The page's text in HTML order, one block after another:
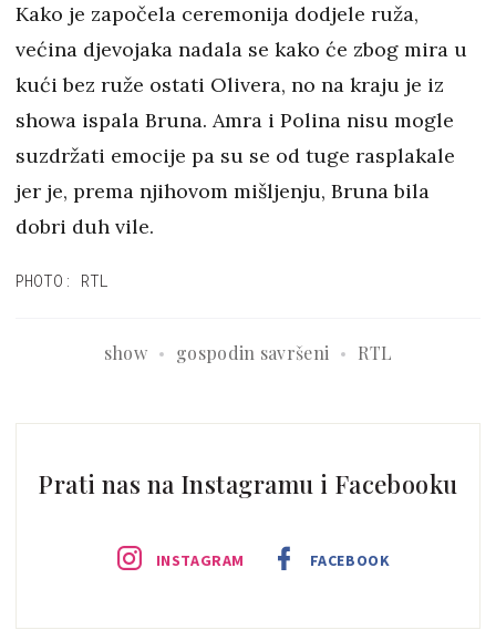
Kako je započela ceremonija dodjele ruža,
većina djevojaka nadala se kako će zbog mira u
kući bez ruže ostati Olivera, no na kraju je iz
showa ispala Bruna. Amra i Polina nisu mogle
suzdržati emocije pa su se od tuge rasplakale
jer je, prema njihovom mišljenju, Bruna bila
dobri duh vile.
PHOTO: RTL
show gospodin savršeni RTL
Prati nas na Instagramu i Facebooku
INSTAGRAM FACEBOOK